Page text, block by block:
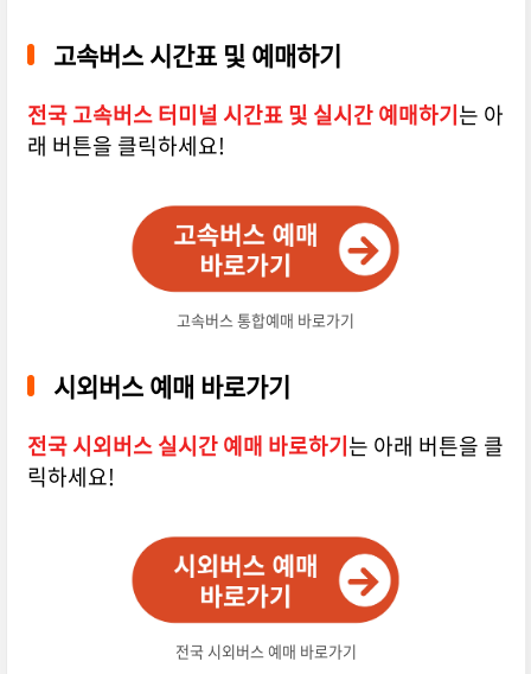
고속버스 시간표 및 예매하기
전국 고속버스 터미널 시간표 및 실시간 예매하기는 아
래 버튼을 클릭하세요!
고속버스 통합예매 바로가기
시외버스 예매 바로가기
전국 시외버스 실시간 예매 바로하기는 아래 버튼을 클
릭하세요!
전국 시외버스 예매 바로가기